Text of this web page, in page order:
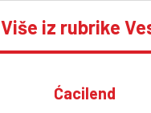
Više iz rubrike
Ćacilend